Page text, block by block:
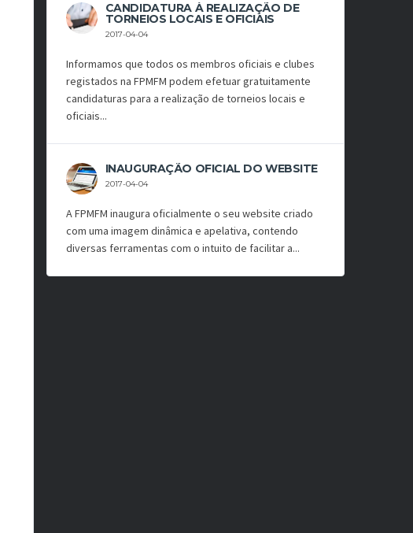
CANDIDATURA À REALIZAÇÃO DE
TORNEIOS LOCAIS E OFICIAIS
2017-04-04
Informamos que todos os membros oficiais e clubes
registados na FPMFM podem efetuar gratuitamente
candidaturas para a realização de torneios locais e
oficiais...
INAUGURAÇÃO OFICIAL DO WEBSITE
2017-04-04
A FPMFM inaugura oficialmente o seu website criado
com uma imagem dinâmica e apelativa, contendo
diversas ferramentas com o intuito de facilitar a...